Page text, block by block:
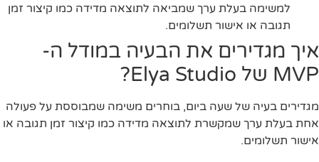
למשימה בעלת ערך שמביאה לתוצאה מדידה כמו קיצור זמן
תגובה או אישור תשלומים.
איך מגדירים את הבעיה במודל ה-
MVP של Elya Studio?
מגדירים בעיה של שעה ביום, בוחרים משימה שמבוססת על פעולה
אחת בעלת ערך שמקשרת לתוצאה מדידה כמו קיצור זמן תגובה או
אישור תשלומים.